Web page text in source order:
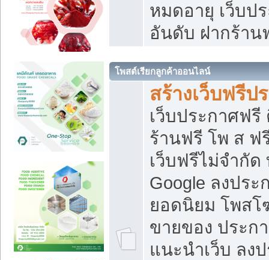
หมดอายุ เว็บป
อันดับ ฝากร้าน
โพสต์เรียกลูกค้าออนไลน์
สร้างเว็บฟรีป
เว็บประกาศฟ
ร้านฟรี โพ ส ฟ
เว็บฟรีไม่จำกัด
Google ลงประ
ยอดนิยม โพส
ขายของ ประก
แนะนำเว็บ ลง